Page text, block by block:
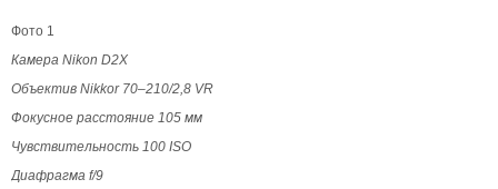
Фото 1
Камера Nikon D2Х
Объектив Nikkor 70–210/2,8 VR
Фокусное расстояние 105 мм
Чувствительность 100 ISO
Диафрагма f/9